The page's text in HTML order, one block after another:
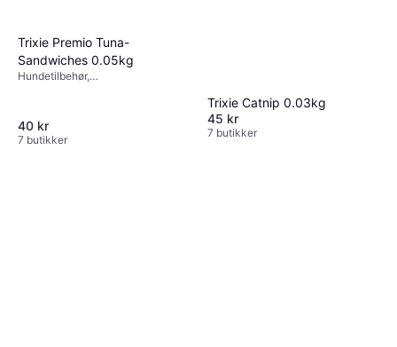
Trixie Premio Tuna-
Sandwiches 0.05kg
Hundetilbehør,
40 kr
7 butikker
Trixie Catnip 0.03kg
45 kr
7 butikker